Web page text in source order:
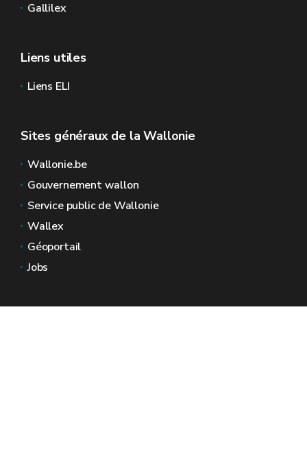
Gallilex
Liens utiles
Liens ELI
Sites généraux de la Wallonie
Wallonie.be
Gouvernement wallon
Service public de Wallonie
Wallex
Géoportail
Jobs